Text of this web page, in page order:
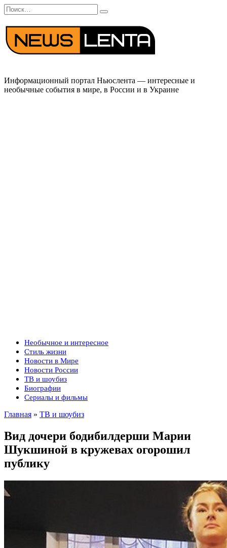
Перейти
к
содержанию
Search
for:
Информационный портал Ньюслента — интересные и
необычные события в мире, в России и в Украине
Необычное и интересное
Стиль жизни
Новости в Мире
Новости России
ТВ и шоубиз
Биографии
Сериалы и фильмы
Главная » ТВ и шоубиз
Вид дочери бодибилдерши Марии
Шукшиной в кружевах огорошил
публику